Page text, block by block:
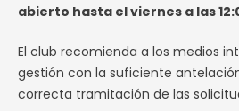
abierto hasta el viernes a las
El club recomienda a los medios
gestión con la suficiente
correcta tramitación de las